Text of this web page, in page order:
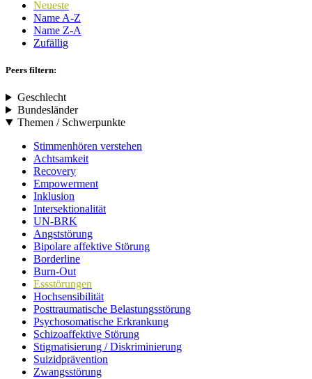
Neueste
Name A-Z
Name Z-A
Zufällig
Peers filtern:
Geschlecht
Bundesländer
Themen / Schwerpunkte
Stimmenhören verstehen
Achtsamkeit
Recovery
Empowerment
Inklusion
Intersektionalität
UN-BRK
Angststörung
Bipolare affektive Störung
Borderline
Burn-Out
Essstörungen
Hochsensibilität
Posttraumatische Belastungsstörung
Psychosomatische Erkrankung
Schizoaffektive Störung
Stigmatisierung / Diskriminierung
Suizidprävention
Zwangsstörung